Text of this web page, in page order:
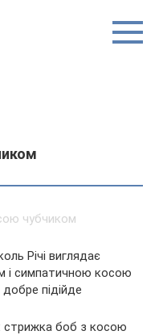
Річі виглядає
і симпатичною косою
підійде
стрижка боб з косою